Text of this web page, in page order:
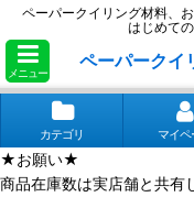
ペーパークイリング材料、
はじめて
メニュー
ペーパークイ
カテゴリ マイペ
★お願い★
商品在庫数は実店舗と共有